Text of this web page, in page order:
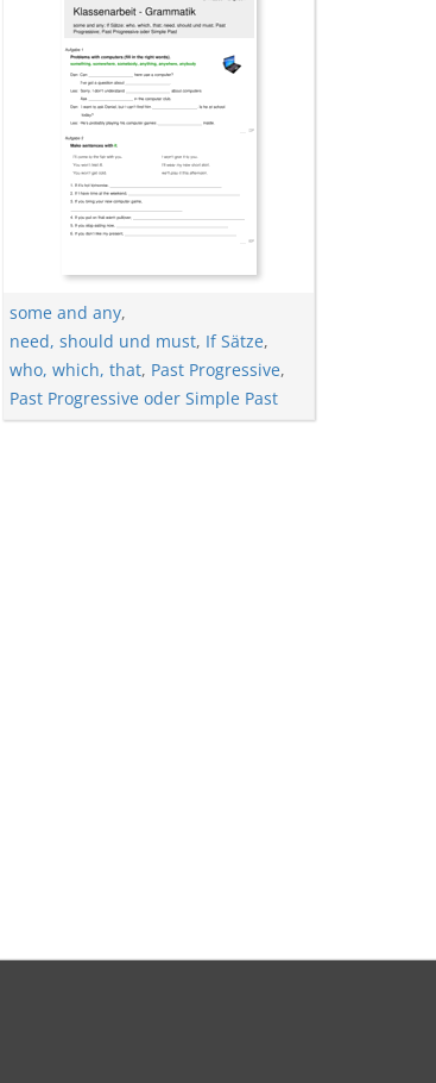
some and any,
need, should und must, If Sätze,
who, which, that, Past Progressive,
Past Progressive oder Simple Past